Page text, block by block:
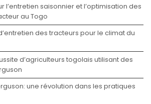
l’entretien saisonnier et l’optimisation des
au Togo
des tracteurs pour le climat du
d’agriculteurs togolais utilisant des
une révolution dans les pratiques